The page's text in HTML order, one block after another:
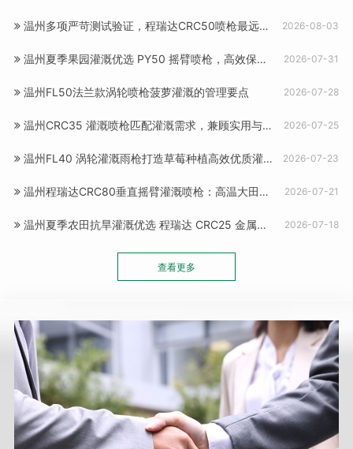
温州多项严苛测试验证，程瑞达CRC50喷枪最远可喷40米 2026-08-03
温州夏季果园灌溉优选 PY50 摇臂喷枪，高效保障果树长势 2026-07-31
温州FL50法兰款涡轮喷枪菠萝灌溉的管理要点 2026-07-28
温州CRC35 灌溉喷枪匹配灌溉需求，兼顾实用与成本 2026-07-25
温州FL40 涡轮灌溉雨枪打造草莓种植高效优质灌溉系统 2026-07-23
温州程瑞达CRC80垂直摇臂灌溉喷枪：高温大田补水 “及时雨” 2026-07-21
温州夏季农田抗旱灌溉优选 程瑞达 CRC25 金属喷枪高效节水 2026-07-18
查看更多